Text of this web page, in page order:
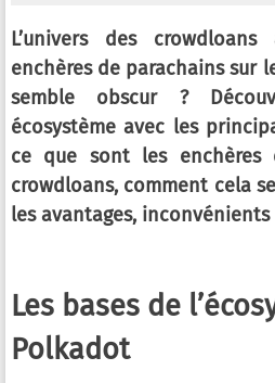
L’univers des
enchères de parachains sur
semble obscur ?
écosystème avec les
ce que sont les enchères
crowdloans, comment cela
les avantages,
Les bases de
Polkadot